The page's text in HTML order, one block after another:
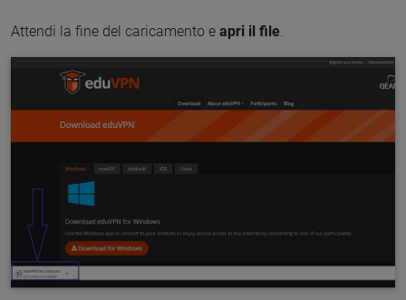
Attendi la fine del caricamento e apri il file